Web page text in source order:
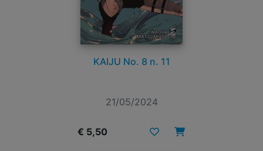
KAIJU No. 8 n. 11
21/05/2024
€ 5,50